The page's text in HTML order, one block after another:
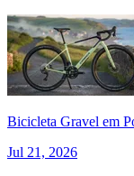
Bicicleta Gravel em
Jul 21, 2026